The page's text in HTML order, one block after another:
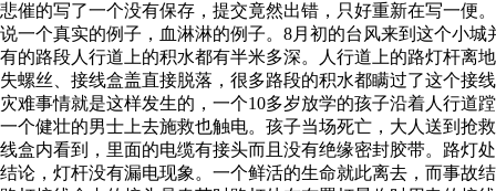
悲催的写了一个没有保存，提交竟然出错，只好重新在写一便。
说一个真实的例子，血淋淋的例子。8月初的台风来到这个小
有的路段人行道上的积水都有半米多深。人行道上的路灯杆离
失螺丝、接线盒盖直接脱落，很多路段的积水都瞒过了这个接
灾难事情就是这样发生的，一个10多岁放学的孩子沿着人行道
一个健壮的男士上去施救也触电。孩子当场死亡，大人送到抢
线盒内看到，里面的电缆有接头而且没有绝缘密封胶带。路灯
结论，灯杆没有漏电现象。一个鲜活的生命就此离去，而事故